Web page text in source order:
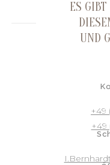
ES
UND
+49
+49